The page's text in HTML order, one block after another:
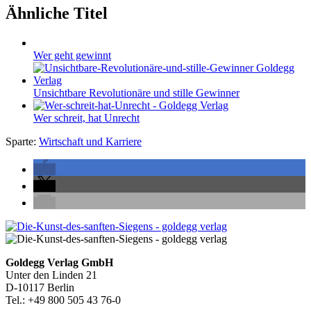
Ähnliche Titel
Wer geht gewinnt
Unsichtbare Revolutionäre und stille Gewinner
Wer schreit, hat Unrecht
Sparte: Wirtschaft und Karriere
Seitenleiste
Footer-
Section
Goldegg Verlag GmbH
Unter den Linden 21
D-10117 Berlin
Tel.: +49 800 505 43 76-0